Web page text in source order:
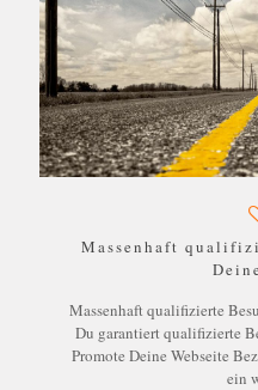
Massenhaft
Massenhaft qualifizierte
Du garantiert qualifizierte
Promote Deine Webseite
ein